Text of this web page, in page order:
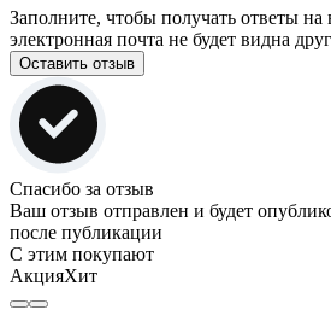
Заполните, чтобы получать ответы
электронная почта не будет видна
Оставить отзыв
Спасибо за отзыв
Ваш отзыв отправлен и будет
после публикации
С этим покупают
АкцияХит